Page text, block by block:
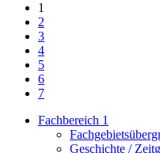
1
2
3
4
5
6
7
Fachbereich 1
Geschichte /